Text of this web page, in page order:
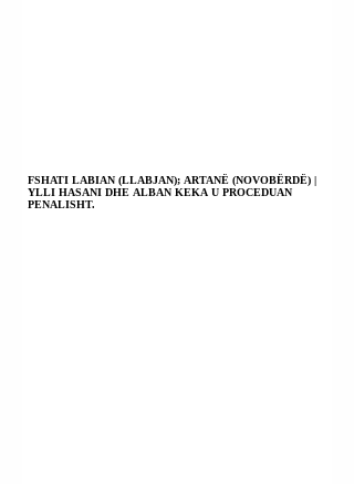
FSHATI LABIAN (LLABJAN); ARTANË (NOVOBËRDË) |
YLLI HASANI DHE ALBAN KEKA U PROCEDUAN
PENALISHT.